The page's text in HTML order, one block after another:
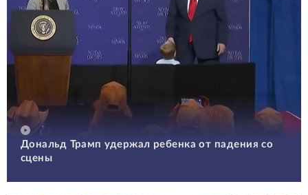
Дональд Трамп удержал ребенка от падения со
сцены